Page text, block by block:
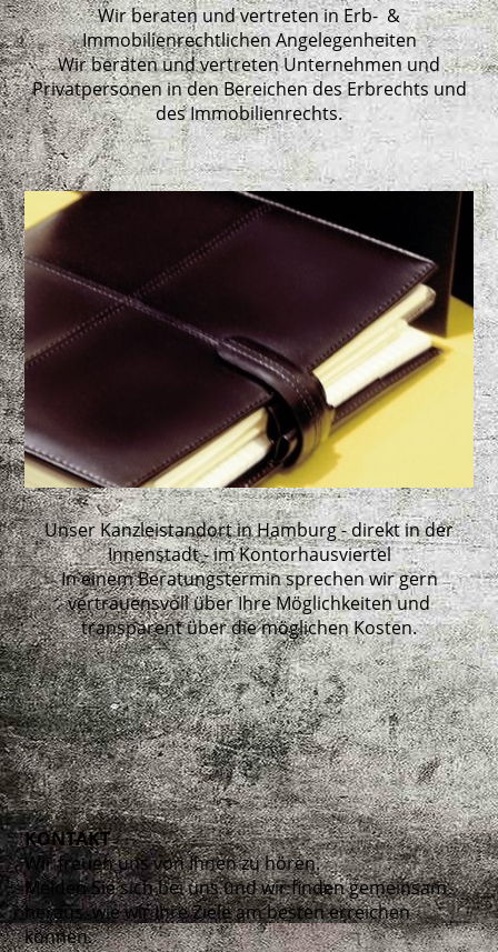
Wir beraten und vertreten in Erb- &
Immobilienrechtlichen Angelegenheiten
Wir beraten und vertreten Unternehmen und
Privatpersonen in den Bereichen des Erbrechts und
des Immobilienrechts.
Unser Kanzleistandort in Hamburg - direkt in der
Innenstadt - im Kontorhausviertel
In einem Beratungstermin sprechen wir gern
vertrauensvoll über Ihre Möglichkeiten und
transparent über die möglichen Kosten.
KONTAKT
Wir freuen uns von Ihnen zu hören.
Melden Sie sich bei uns und wir finden gemeinsam
heraus, wie wir Ihre Ziele am besten erreichen
können.